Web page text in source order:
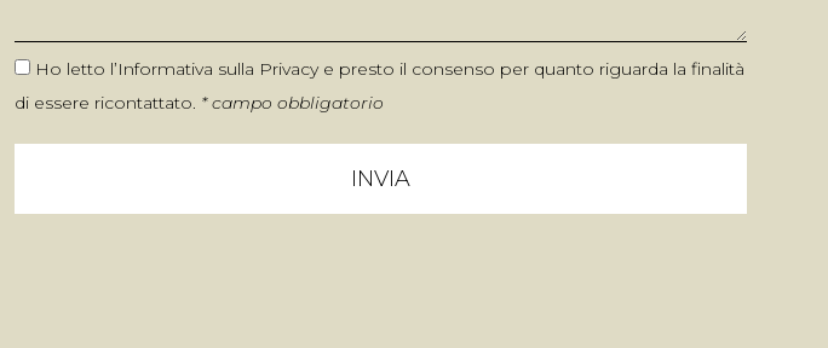
Ho letto l’Informativa sulla Privacye presto il consenso per quanto riguarda la finalità
di essere ricontattato. * campo obbligatorio